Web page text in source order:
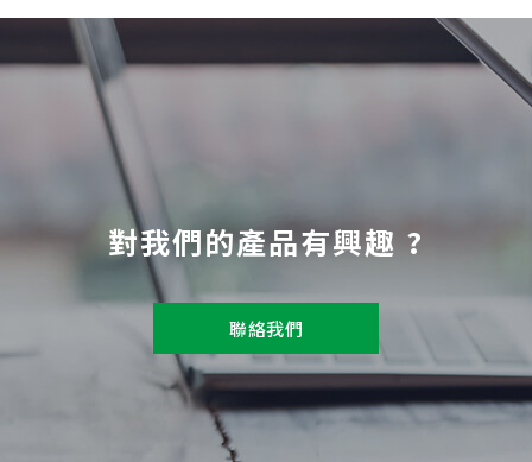
對我們的產品有興趣 ?
聯絡我們